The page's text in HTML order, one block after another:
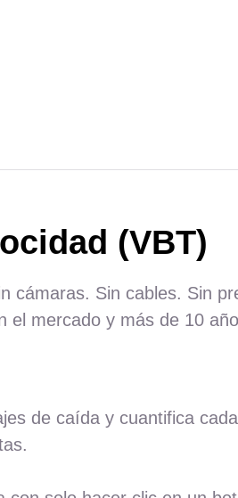
(VBT)
cámaras. Sin cables. Sin
mercado y más de 10
de caída y cuantifica